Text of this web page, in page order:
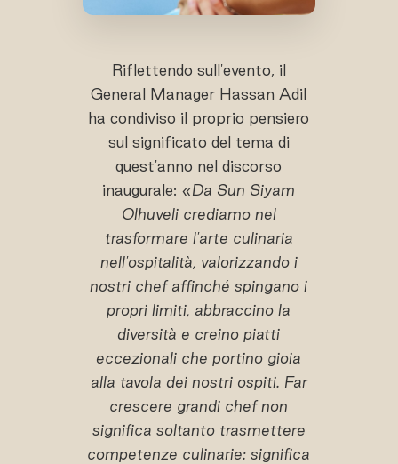
Riflettendo sull'evento, il
General Manager Hassan Adil
ha condiviso il proprio pensiero
sul significato del tema di
quest'anno nel discorso
inaugurale: «Da Sun Siyam
Olhuveli crediamo nel
trasformare l'arte culinaria
nell'ospitalità, valorizzando i
nostri chef affinché spingano i
propri limiti, abbraccino la
diversità e creino piatti
eccezionali che portino gioia
alla tavola dei nostri ospiti. Far
crescere grandi chef non
significa soltanto trasmettere
competenze culinarie: significa